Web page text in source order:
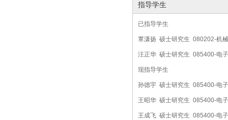
指导学生
已指导学生
覃潇扬 硕士研究生 080202-机
汪正华 硕士研究生 085400-电
现指导学生
孙德宇 硕士研究生 085400-电
王昭华 硕士研究生 085400-电
王成飞 硕士研究生 085400-电